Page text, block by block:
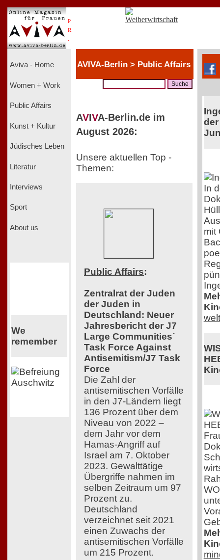
P
R
Aviva - Home
Women + Work
Public Affairs
Kunst + Kultur
Jüdisches Leben
Literatur
Interviews
Sport
About us
We
remember
AVIVA-Berlin > Public Affairs
AVIVA-Berlin.de im
August 2026:
Unsere aktuellen Top -
Themen:
Public Affairs:
Zentralrat der Juden
der Juden in
Deutschland: Neuer
Jahresbericht der J7
Large Communities´
Task Force Against
Antisemitism/J7 Task
Force
Die Zahl der
antisemitischen Vorfälle
in den J7-Ländern liegt
136 Prozent über dem
Niveau von 2022 –
dem Jahr vor dem
Hamas-Angriff auf
Israel am 7. Oktober
2023. Gewalttätige
Übergriffe nahmen im
selben Zeitraum um 97
Prozent zu.
Deutschland
verzeichnet seit 2021
einen Zuwachs der
antisemitischen Vorfälle
um 215 Prozent.
In
mit